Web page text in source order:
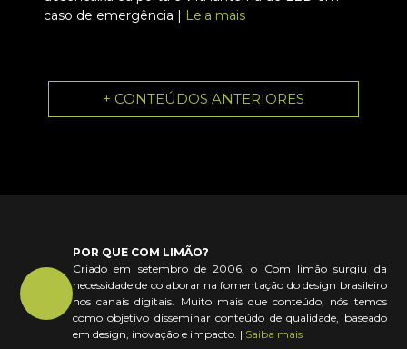
caso de emergência | Leia mais
+ CONTEÚDOS ANTERIORES
POR QUE COM LIMÃO?
Criado em setembro de 2006, o Com limão surgiu da
necessidade de colaborar na fomentação do design brasileiro
nos canais digitais. Muito mais que conteúdo, nós temos
como objetivo disseminar conteúdo de qualidade, baseado
em design, inovação e impacto. | Saiba mais